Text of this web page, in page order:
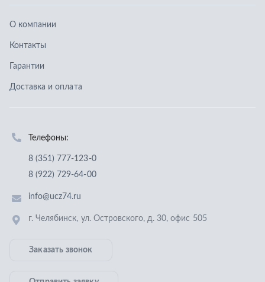
Отправить заявку
Политика конфиденциальности
Разработка - ALGUS